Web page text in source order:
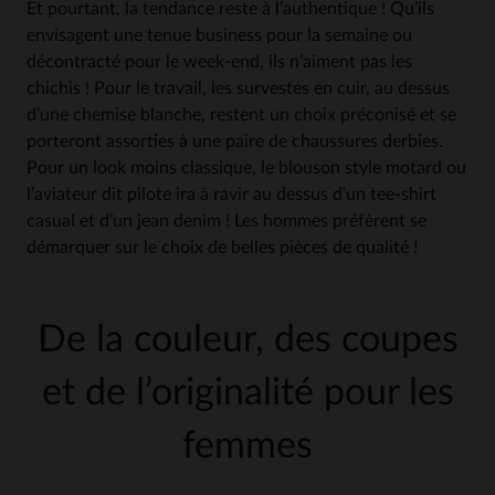
Et pourtant, la tendance reste à l’authentique ! Qu’ils
envisagent une tenue business pour la semaine ou
décontracté pour le week-end, ils n’aiment pas les
chichis ! Pour le travail, les survestes en cuir, au dessus
d’une chemise blanche, restent un choix préconisé et se
porteront assorties à une paire de chaussures derbies.
Pour un look moins classique, le blouson style motard ou
l’aviateur dit pilote ira à ravir au dessus d’un tee-shirt
casual et d’un jean denim ! Les hommes préfèrent se
démarquer sur le choix de belles pièces de qualité !
De la couleur, des coupes
et de l’originalité pour les
femmes